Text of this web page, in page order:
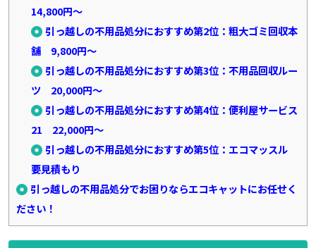
14,800円～
引っ越しの不用品処分におすすめ第2位：粗大ゴミ回収本
舗 9,800円～
引っ越しの不用品処分におすすめ第3位：不用品回収ルー
ツ 20,000円～
引っ越しの不用品処分におすすめ第4位：便利屋サービス
21 22,000円～
引っ越しの不用品処分におすすめ第5位：エコマッスル
要見積もり
引っ越しの不用品処分でお困りならエコキャットにお任せく
ださい！